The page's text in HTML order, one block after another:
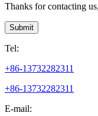
Thanks for contacting
Submit
Tel:
+86-13732282311
+86-13732282311
E-mail: